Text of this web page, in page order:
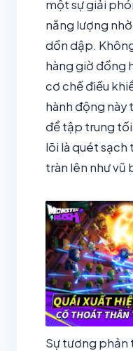
một sự giải
năng lượng
dồn dập.
hàng giờ đồng
cơ chế điều
hành động này
để tập trung
lõi là quét sạch
tràn lên như vũ
Sự tương phản